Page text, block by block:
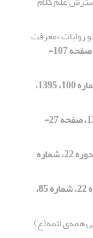
روایات «معرفت
[دوره 30، شماره 118، 1400، صفحه 107-
[دوره 25، شماره 100، 1395،
[دوره 23، شماره 90، 1393، صفحه 27-
[دوره 22، شماره
[دوره 22، شماره 85،
همه‌ی ائمه(ع)